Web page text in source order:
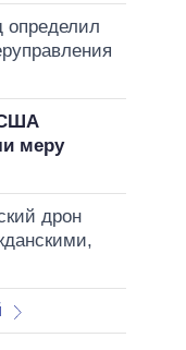
определил
США
меру
дрон